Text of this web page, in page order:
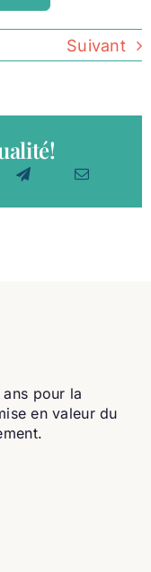
Suivant
pour la
en valeur du